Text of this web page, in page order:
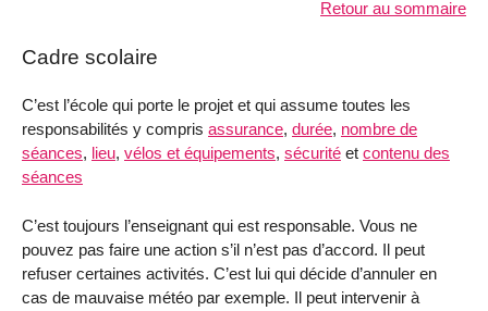
Retour au sommaire
Cadre scolaire
C’est l’école qui porte le projet et qui assume toutes les
responsabilités y compris assurance, durée, nombre de
séances, lieu, vélos et équipements, sécurité et contenu des
séances
C’est toujours l’enseignant qui est responsable. Vous ne
pouvez pas faire une action s’il n’est pas d’accord. Il peut
refuser certaines activités. C’est lui qui décide d’annuler en
cas de mauvaise météo par exemple. Il peut intervenir à